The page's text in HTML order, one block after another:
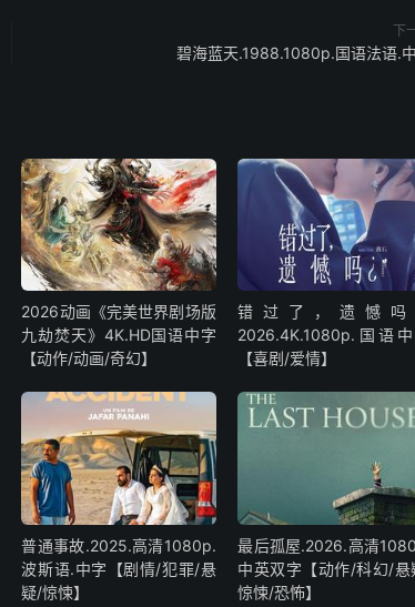
下
碧海蓝天.1988.1080p.国语法语.
2026动画《完美世界剧场版
九劫焚天》4K.HD国语中字
【动作/动画/奇幻】
错过了，遗憾吗
2026.4K.1080p.国语
【喜剧/爱情】
普通事故.2025.高清1080p.
波斯语.中字【剧情/犯罪/悬
疑/惊悚】
最后孤屋.2026.高清
中英双字【动作/科幻/悬
惊悚/恐怖】